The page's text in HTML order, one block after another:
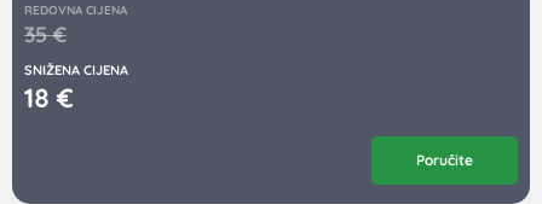
REDOVNA CIJENA
35€
SNIŽENA CIJENA
18 €
Poručite